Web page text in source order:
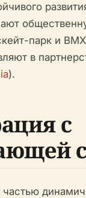
парк и
в
).
с
частью